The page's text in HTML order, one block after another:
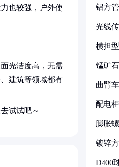
也较强，户外使
光洁度高，无需
建筑等领域都有
试试吧～
铝方
光线
横担
锰矿
曲臂
配电
膨胀
镀锌
D400